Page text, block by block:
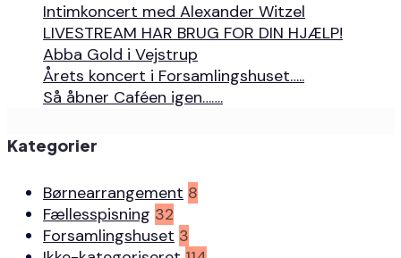
Intimkoncert med Alexander Witzel
LIVESTREAM HAR BRUG FOR DIN HJÆLP!
Abba Gold i Vejstrup
Årets koncert i Forsamlingshuset…..
Så åbner Caféen igen…….
Kategorier
Børnearrangement 8
Fællesspisning 32
Forsamlingshuset 3